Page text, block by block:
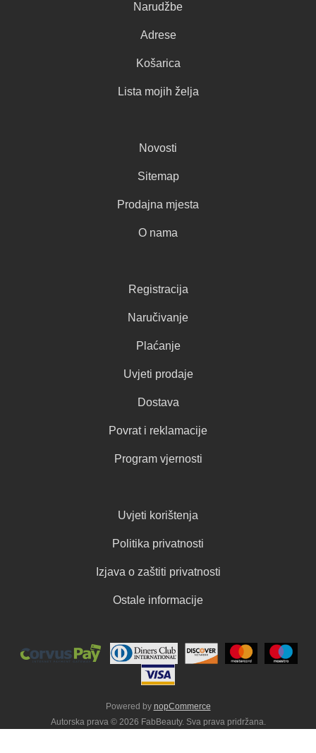
Narudžbe
Adrese
Košarica
Lista mojih želja
Novosti
Sitemap
Prodajna mjesta
O nama
Registracija
Naručivanje
Plaćanje
Uvjeti prodaje
Dostava
Povrat i reklamacije
Program vjernosti
Uvjeti korištenja
Politika privatnosti
Izjava o zaštiti privatnosti
Ostale informacije
Powered by nopCommerce
Autorska prava © 2026 FabBeauty. Sva prava pridržana.